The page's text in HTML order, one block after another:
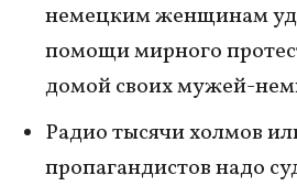
немецким женщинам
помощи мирного
домой своих мужей-
Радио тысячи холмов
пропагандистов надо